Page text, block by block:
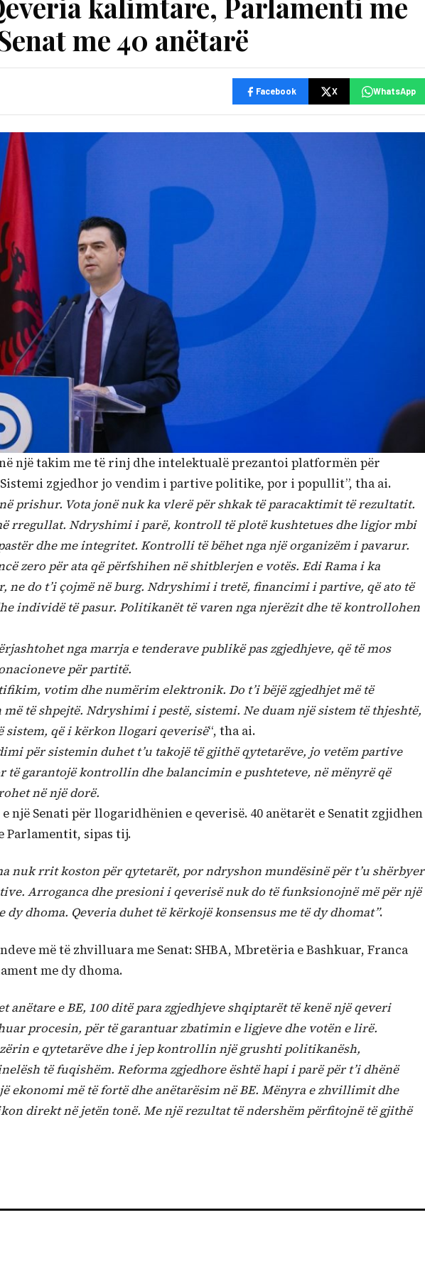
me 40 anëtarë
Facebook X WhatsApp
një takim me të rinj dhe intelektualë prezantoi platformën për
zgjedhor jo vendim i partive politike, por i popullit”, tha ai.
prishur. Vota jonë nuk ka vlerë për shkak të paracaktimit të rezultatit.
rregullat. Ndryshimi i parë, kontroll të plotë kushtetues dhe ligjor mbi
dhe me integritet. Kontrolli të bëhet nga një organizëm i pavarur.
zero për ata që përfshihen në shitblerjen e votës. Edi Rama i ka
ne do t’i çojmë në burg. Ndryshimi i tretë, financimi i partive, që ato të
individë të pasur. Politikanët të varen nga njerëzit dhe të kontrollohen
nga marrja e tenderave publikë pas zgjedhjeve, që të mos
për partitë.
votim dhe numërim elektronik. Do t’i bëjë zgjedhjet më të
të shpejtë. Ndryshimi i pestë, sistemi. Ne duam një sistem të thjeshtë,
sistem, që i kërkon llogari qeverisë“, tha ai.
për sistemin duhet t’u takojë të gjithë qytetarëve, jo vetëm partive
të garantojë kontrollin dhe balancimin e pushteteve, në mënyrë që
në një dorë.
një Senati për llogaridhënien e qeverisë. 40 anëtarët e Senatit zgjidhen
Parlamentit, sipas tij.
nuk rrit koston për qytetarët, por ndryshon mundësinë për t’u shërbyer
Arroganca dhe presioni i qeverisë nuk do të funksionojnë më për një
dhoma. Qeveria duhet të kërkojë konsensus me të dy dhomat”.
më të zhvilluara me Senat: SHBA, Mbretëria e Bashkuar, Franca
me dy dhoma.
anëtare e BE, 100 ditë para zgjedhjeve shqiptarët të kenë një qeveri
procesin, për të garantuar zbatimin e ligjeve dhe votën e lirë.
e qytetarëve dhe i jep kontrollin një grushti politikanësh,
të fuqishëm. Reforma zgjedhore është hapi i parë për t’i dhënë
ekonomi më të fortë dhe anëtarësim në BE. Mënyra e zhvillimit dhe
direkt në jetën tonë. Me një rezultat të ndershëm përfitojnë të gjithë